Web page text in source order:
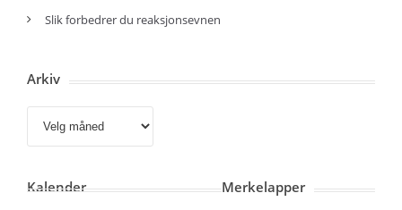
Slik forbedrer du reaksjonsevnen
Arkiv
Kalender Merkelapper